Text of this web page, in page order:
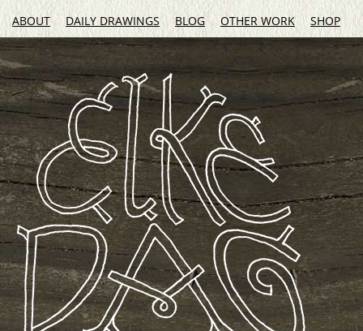
ABOUT DAILY DRAWINGS BLOG OTHER WORK SHOP